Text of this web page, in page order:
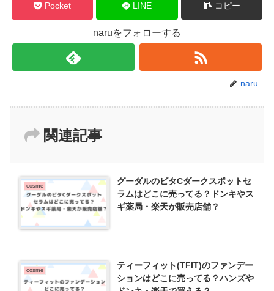
Pocket LINE コピー
naruをフォローする
naru
関連記事
cosme
グーダルのビタCダークスポットセ
ラムはどこに売ってる？ドンキやス
ギ薬局・楽天が販売店舗？
cosme
ティーフィット(TFIT)のファンデー
ションはどこに売ってる？ハンズや